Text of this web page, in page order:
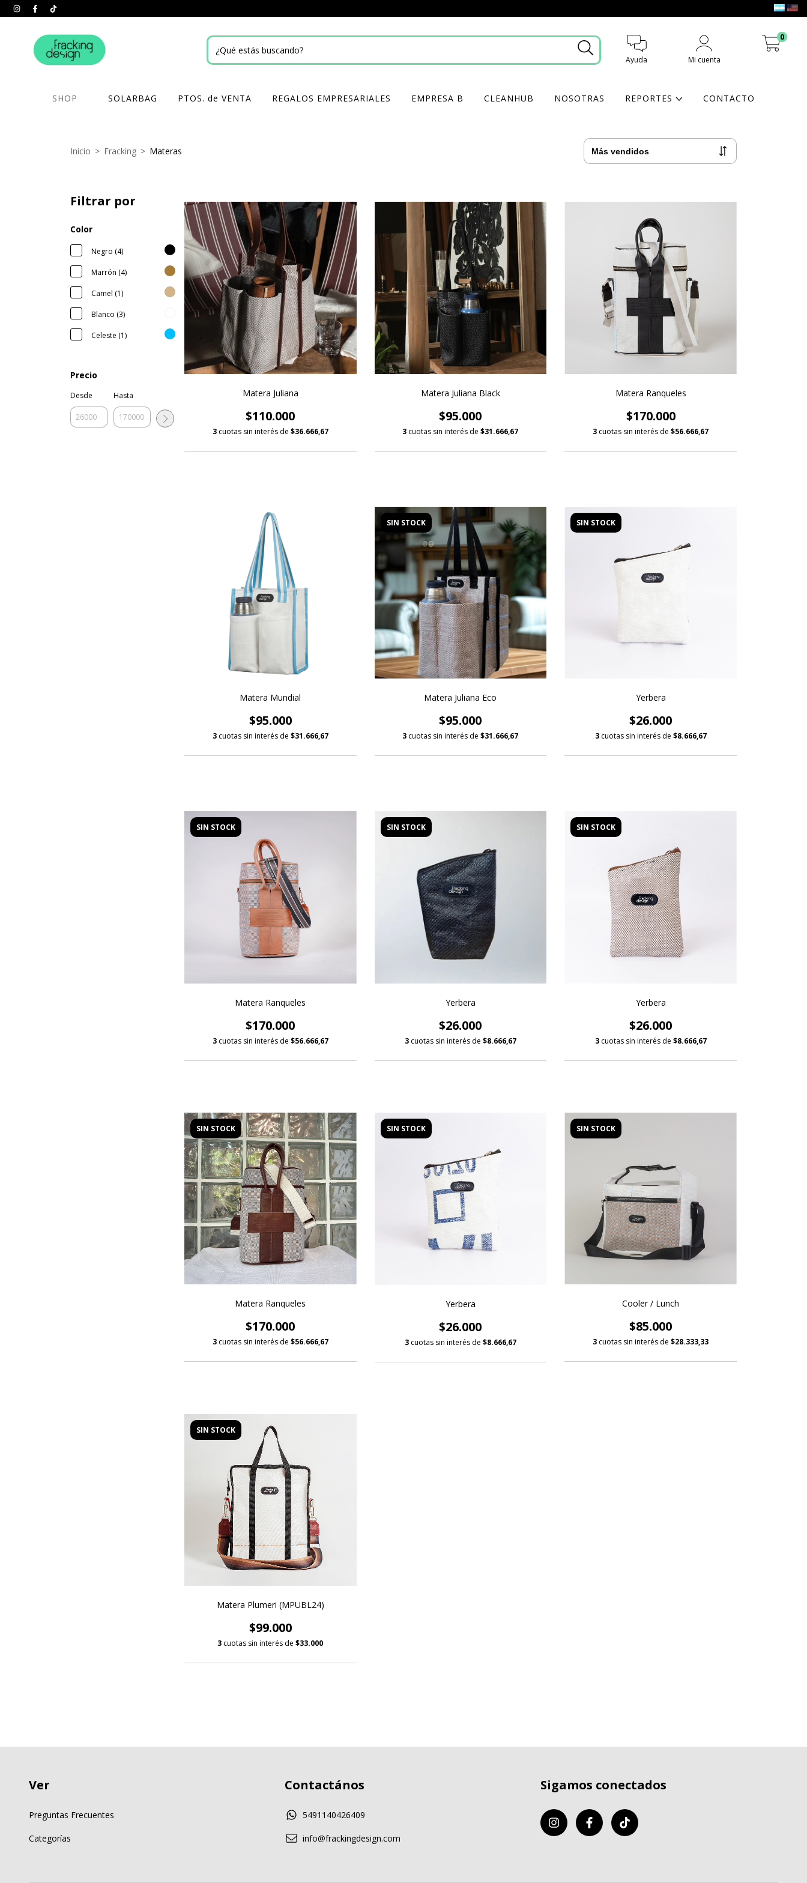
Ayuda Mi cuenta
0
SHOP SOLARBAG PTOS. de VENTA REGALOS EMPRESARIALES EMPRESA B CLEANHUB NOSOTRAS REPORTES CONTACTO
Inicio > Fracking > Materas
Filtrar por
Color
Negro (4)
Marrón (4)
Camel (1)
Blanco (3)
Celeste (1)
Precio
Desde Hasta Matera Juliana
$110.000
3 cuotas sin interés de $36.666,67
Matera Juliana Black
$95.000
3 cuotas sin interés de$31.666,67
Matera Ranqueles
$170.000
3 cuotas sin interés de$56.666,67
Matera Mundial
$95.000
3 cuotas sin interés de $31.666,67
SIN STOCK
Matera Juliana Eco
$95.000
3 cuotas sin interés de$31.666,67
SIN STOCK
Yerbera
$26.000
3 cuotas sin interés de $8.666,67
SIN STOCK
Matera Ranqueles
$170.000
3 cuotas sin interés de $56.666,67
SIN STOCK
Yerbera
$26.000
3 cuotas sin interés de $8.666,67
SIN STOCK
Yerbera
$26.000
3 cuotas sin interés de $8.666,67
SIN STOCK
Matera Ranqueles
$170.000
3 cuotas sin interés de $56.666,67
SIN STOCK
Yerbera
$26.000
3 cuotas sin interés de $8.666,67
SIN STOCK
Cooler / Lunch
$85.000
3 cuotas sin interés de$28.333,33
SIN STOCK
Matera Plumeri (MPUBL24)
$99.000
3 cuotas sin interés de$33.000
Ver
Preguntas Frecuentes
Categorías
Contactános
5491140426409
info@frackingdesign.com
Sigamos conectados